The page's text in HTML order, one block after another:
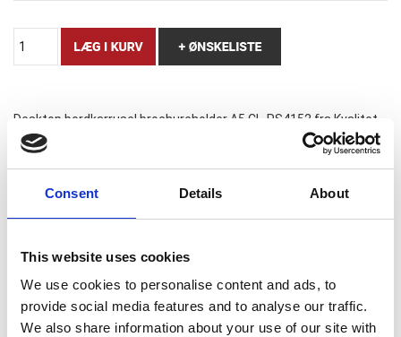
Consent Details About
This website uses cookies
We use cookies to personalise content and ads, to
provide social media features and to analyse our traffic.
We also share information about your use of our site with
Desktop bordkarrusel brochureholder A5 CL-RS4152 fra Kvalitet
´s producenten Taymar UK.
4 stk. A5 brochureholder med spinner ( kvardratisk) skal samles
kommer også som A5 & A4, samt med 3 rum "Triangel"
Introducing vores Desktop bordkarrusel brochureholder 3 x A5
nr.CL-RS4152 Dette elegante og praktiske produkt er designet til